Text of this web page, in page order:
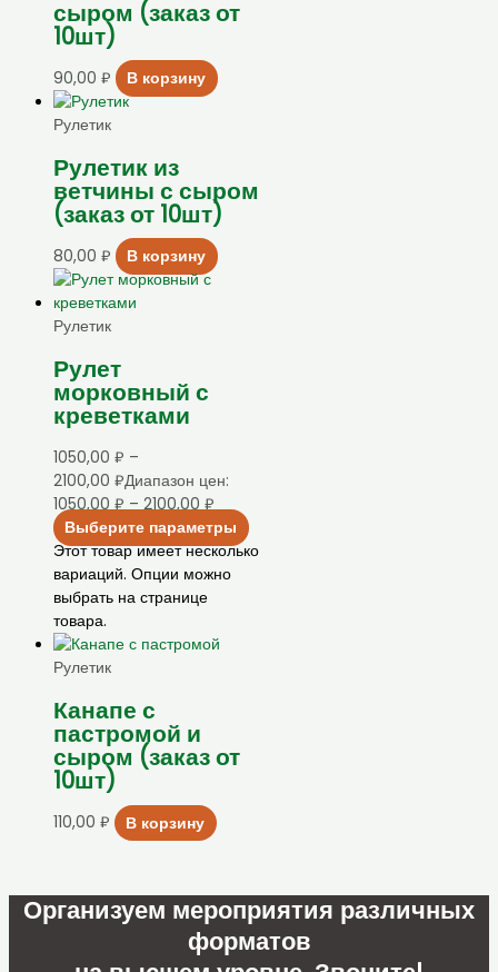
сыром (заказ от
10шт)
90,00 ₽ В корзину
Рулетик
Рулетик из
ветчины с сыром
(заказ от 10шт)
80,00 ₽ В корзину
Рулетик
Рулет
морковный с
креветками
1050,00 ₽ –
2100,00 ₽Диапазон цен:
1050,00 ₽ – 2100,00 ₽
Выберите параметры
Этот товар имеет несколько
вариаций. Опции можно
выбрать на странице
товара.
Рулетик
Канапе с
пастромой и
сыром (заказ от
10шт)
110,00 ₽ В корзину
Организуем мероприятия различных
форматов